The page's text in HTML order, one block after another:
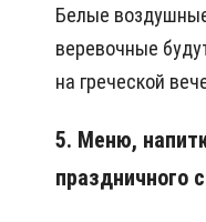
Белые
веревочные
на греческой
5. Меню,
праздничного